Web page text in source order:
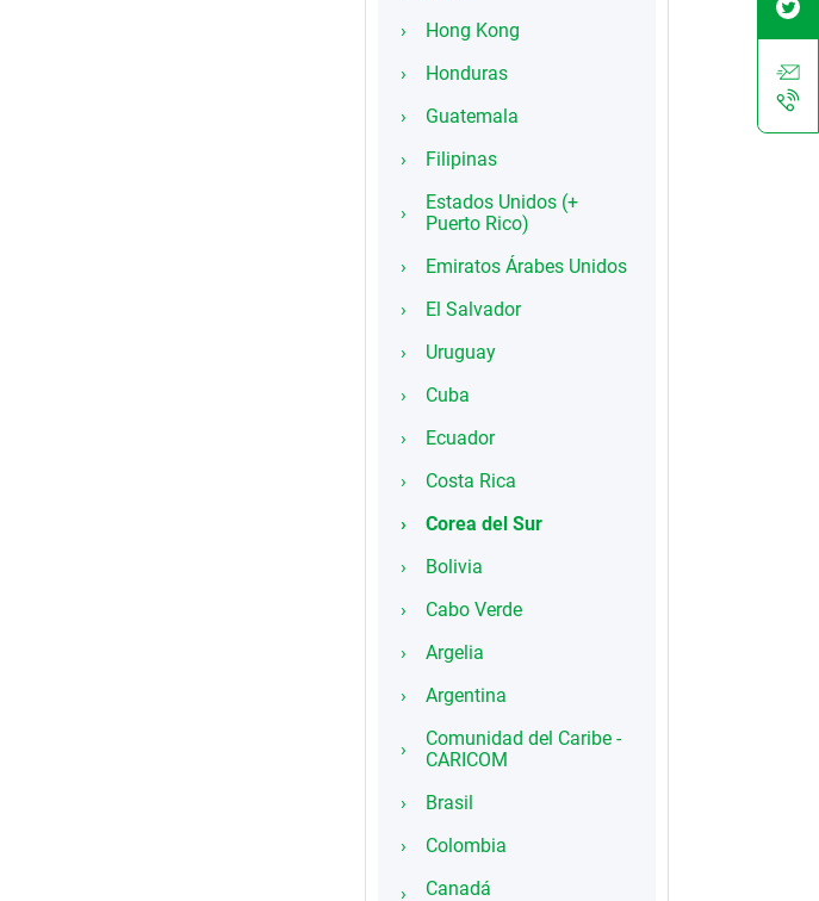
Hong Kong
Honduras
Guatemala
Filipinas
Estados Unidos (+
Puerto Rico)
Emiratos Árabes Unidos
El Salvador
Uruguay
Cuba
Ecuador
Costa Rica
Corea del Sur
Bolivia
Cabo Verde
Argelia
Argentina
Comunidad del Caribe -
CARICOM
Brasil
Colombia
Canadá